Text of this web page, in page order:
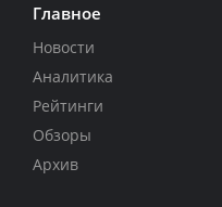
Главное
Новости
Аналитика
Рейтинги
Обзоры
Архив